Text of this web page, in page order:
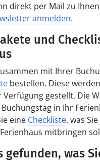
direkt per Mail zu
anmelden.
und
mit Ihrer
bestellen. Diese
Verfügung gestellt. Die
in Ihr
eine Checkliste, was
mitbringen
gefunden, was